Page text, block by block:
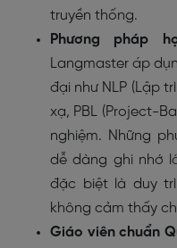
truyền thống.
Phương pháp
Langmaster áp
đại như NLP (Lập
xạ, PBL (Project-
nghiệm. Những
dễ dàng ghi nhớ
đặc biệt là duy
không cảm thấy
Giáo viên chuẩn